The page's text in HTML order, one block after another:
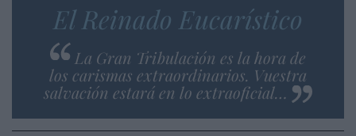
El Reinado Eucarístico
La Gran Tribulación es la hora de
los carismas extraordinarios. Vuestra
salvación estará en lo extraoficial…